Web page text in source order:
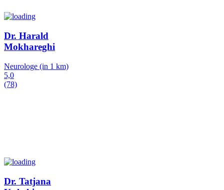
Dr. Harald
Mokhareghi
Neurologe (in 1 km)
5,0
(78)
Dr. Tatjana